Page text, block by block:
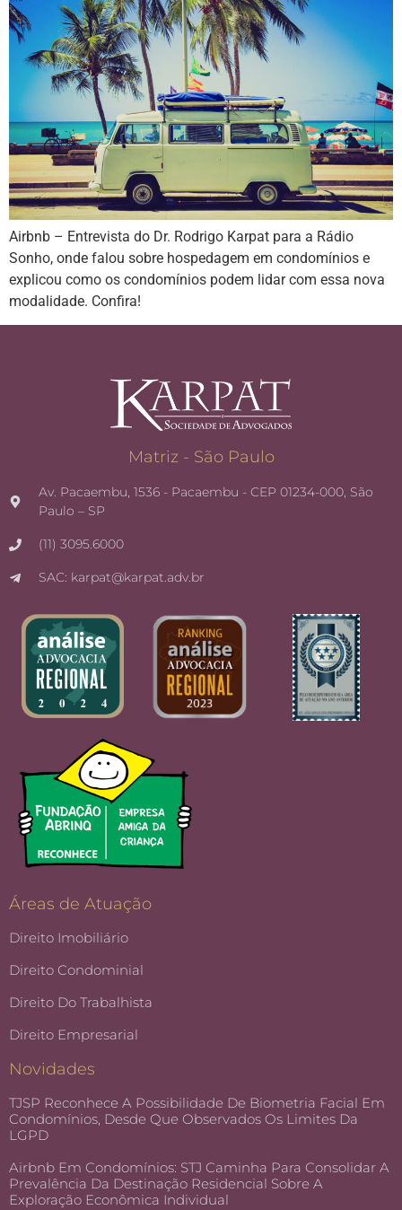
Airbnb – Entrevista do Dr. Rodrigo Karpat para a Rádio
Sonho, onde falou sobre hospedagem em condomínios e
explicou como os condomínios podem lidar com essa nova
modalidade. Confira!
Matriz - São Paulo
Av. Pacaembu, 1536 - Pacaembu - CEP 01234-000, São
Paulo – SP
(11) 3095.6000
SAC: karpat@karpat.adv.br
Áreas de Atuação
Direito Imobiliário
Direito Condominial
Direito Do Trabalhista
Direito Empresarial
Novidades
TJSP Reconhece A Possibilidade De Biometria Facial Em
Condomínios, Desde Que Observados Os Limites Da
LGPD
Airbnb Em Condomínios: STJ Caminha Para Consolidar A
Prevalência Da Destinação Residencial Sobre A
Exploração Econômica Individual